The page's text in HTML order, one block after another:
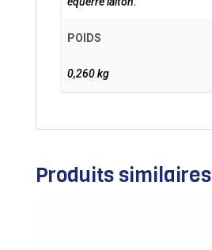
POIDS
0,260 kg
Produits similaires